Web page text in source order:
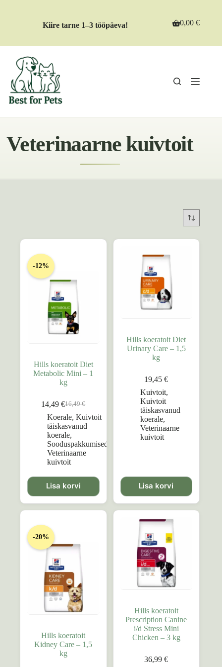
Kiire tarne 1–3 tööpäeva!
Shopping
0,00€
Veterinaarne kuivtoit
-12%
Hills koeratoit Diet
Metabolic Mini – 1
kg
16,49€
Algne
hind
oli:
16,49 €.
14,49€Praegune
hind
on:
14,49 €.
Koerale, Kuivtoit
täiskasvanud
koerale,
Sooduspakkumised
Veterinaarne
kuivtoit
Lisa korvi
Hills koeratoit Diet
Urinary Care – 1,5
kg
19,45€
Kuivtoit,
Kuivtoit
täiskasvanud
koerale,
Veterinaarne
kuivtoit
Lisa korvi
-20%
Hills koeratoit
Kidney Care – 1,5
kg
Hills koeratoit
Prescription Canine
i/d Stress Mini
Chicken – 3 kg
36,99€